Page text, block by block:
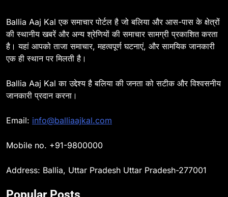
BALLIA NATIONAL
8
के साथ रेलवे स्टेशन व शहर में किया पैदल
BALLIA NATIONAL
Ballia : एकता, अखंडता और राष्ट्रप्रेम
अधीक्षक ओमवीर सिंह ने दिलाई शपथ, दी
Ballia Aaj Kal एक समाचार पोर्टल है जो बलिया और आस-पास के क्षेत्रों
की स्थानीय खबरें और अन्य श्रेणियों की समाचार सामग्री प्रकाशित करता
है। यहां आपको ताजा समाचार, महत्वपूर्ण घटनाएं, और सामयिक जानकारी
एक ही स्थान पर मिलती है।
Ballia Aaj Kal का उद्देश्य है बलिया की जनता को सटीक और विश्वसनीय
जानकारी प्रदान करना।
Email: info@balliaajkal.com
Mobile no. +91-9800000
Address: Ballia, Uttar Pradesh Uttar Pradesh-277001